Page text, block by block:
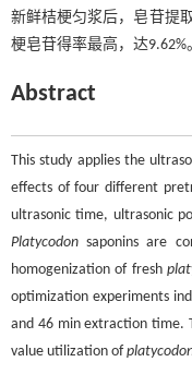
新鲜桔梗匀浆后，皂苷提
梗皂苷得率最高，达
Abstract
This study applies the
effects of four different
ultrasonic time, ultrasonic
Platycodon saponins are
homogenization of fresh
optimization experiments
and 46 min extraction time.
value utilization of